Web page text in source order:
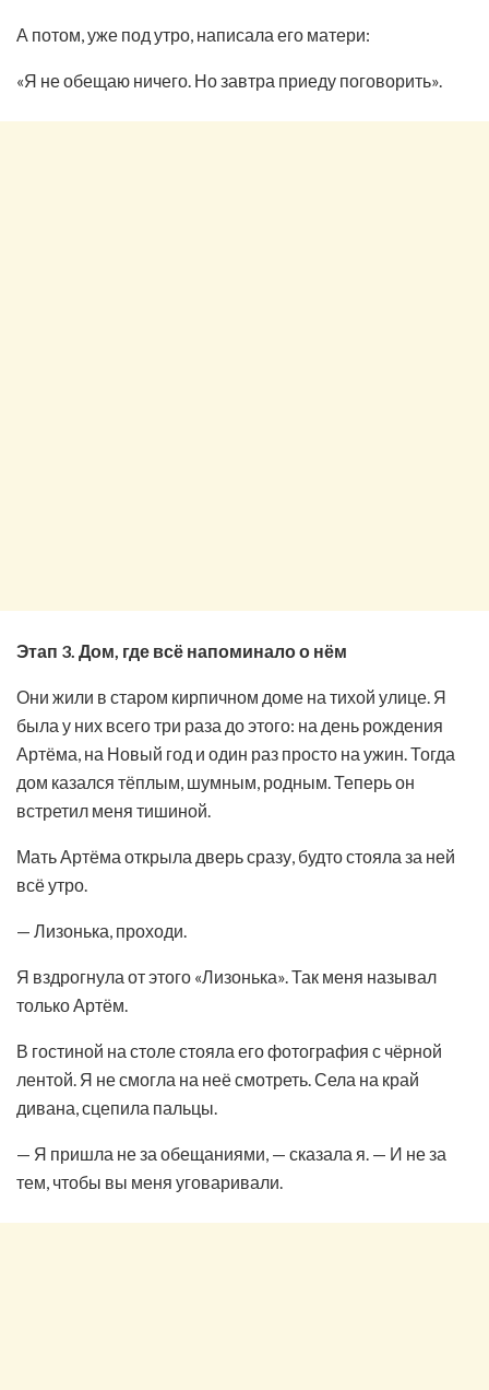
А потом, уже под утро, написала его матери:
«Я не обещаю ничего. Но завтра приеду поговорить».
Этап 3. Дом, где всё напоминало о нём
Они жили в старом кирпичном доме на тихой улице. Я
была у них всего три раза до этого: на день рождения
Артёма, на Новый год и один раз просто на ужин. Тогда
дом казался тёплым, шумным, родным. Теперь он
встретил меня тишиной.
Мать Артёма открыла дверь сразу, будто стояла за ней
всё утро.
— Лизонька, проходи.
Я вздрогнула от этого «Лизонька». Так меня называл
только Артём.
В гостиной на столе стояла его фотография с чёрной
лентой. Я не смогла на неё смотреть. Села на край
дивана, сцепила пальцы.
— Я пришла не за обещаниями, — сказала я. — И не за
тем, чтобы вы меня уговаривали.